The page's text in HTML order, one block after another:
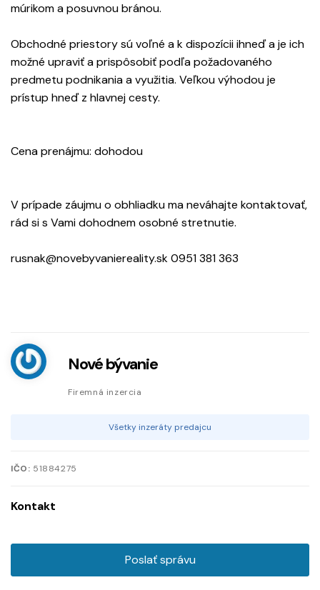
múrikom a posuvnou bránou.
Obchodné priestory sú voľné a k dispozícii ihneď a je ich
možné upraviť a prispôsobiť podľa požadovaného
predmetu podnikania a využitia. Veľkou výhodou je
prístup hneď z hlavnej cesty.
Cena prenájmu: dohodou
V prípade záujmu o obhliadku ma neváhajte kontaktovať,
rád si s Vami dohodnem osobné stretnutie.
rusnak@novebyvaniereality.sk 0951 381 363
Nové bývanie
Firemná inzercia
Všetky inzeráty predajcu
IČO: 51884275
Kontakt
Poslať správu